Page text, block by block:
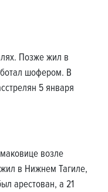
Позже жил в
шофером. В
5 января
возле
в Нижнем Тагиле,
арестован, а 21